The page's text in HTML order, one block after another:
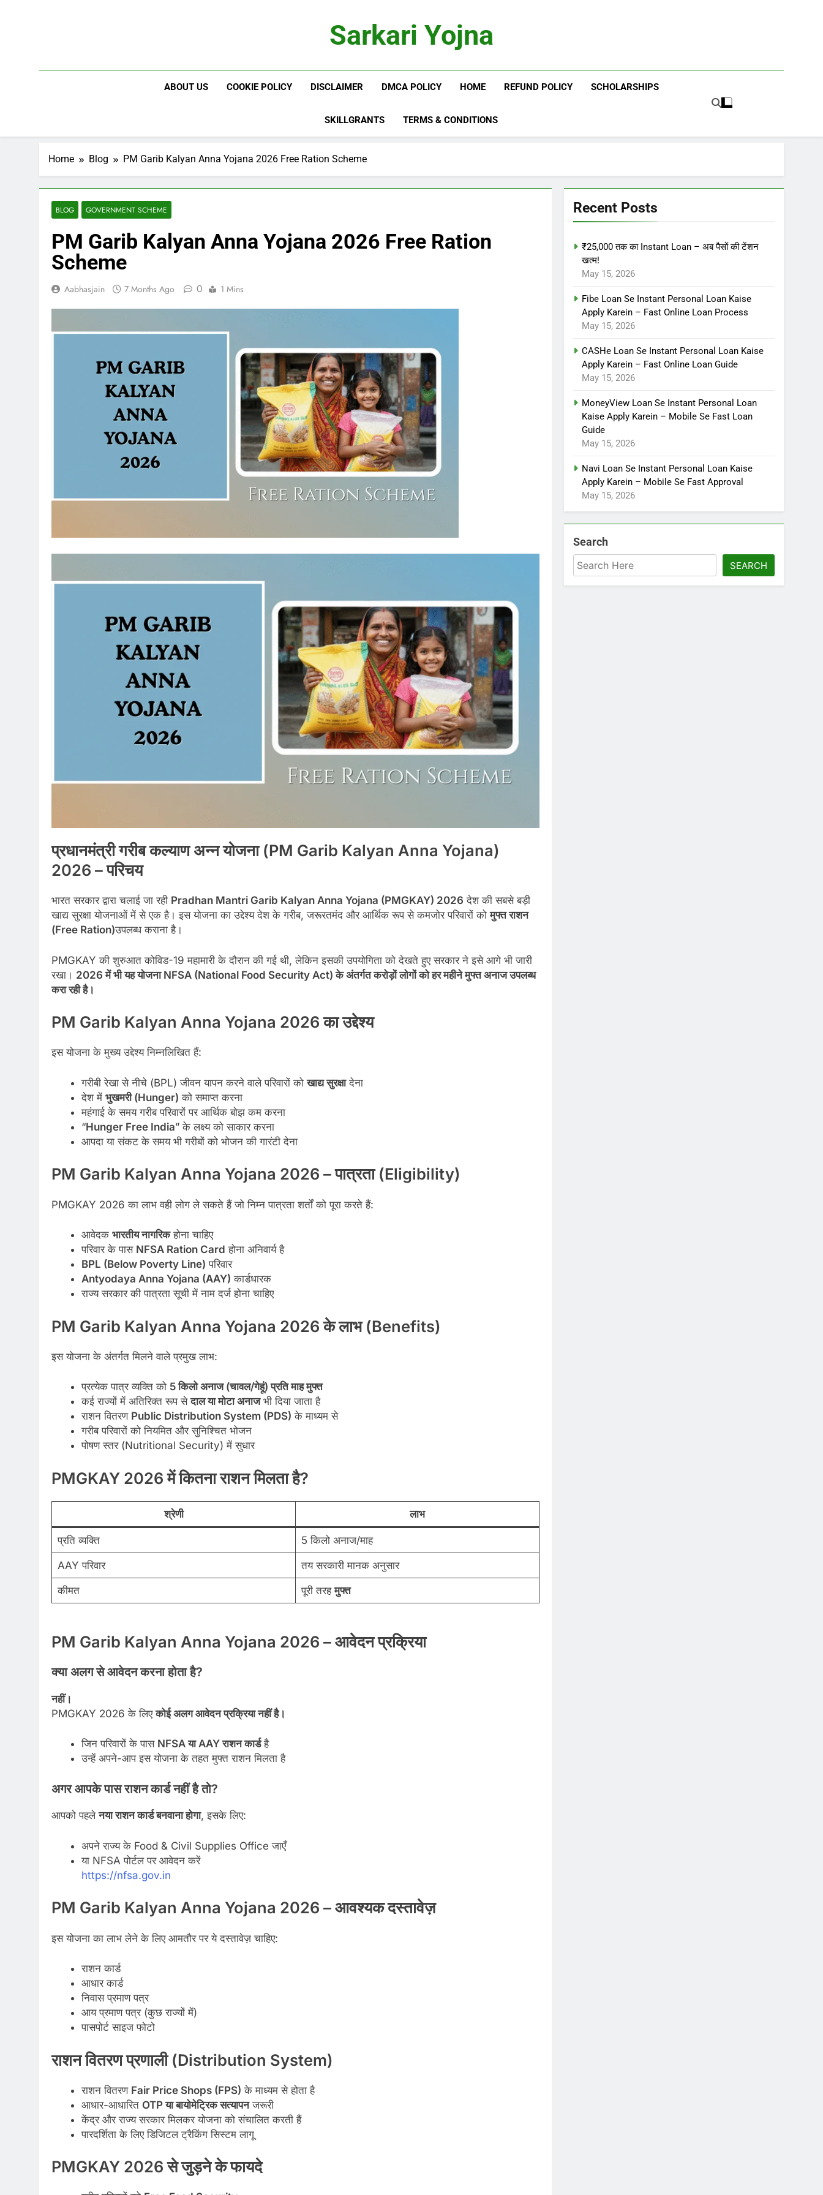
Sarkari Yojna
ABOUT US COOKIE POLICY DISCLAIMER DMCA POLICY HOME REFUND POLICY SCHOLARSHIPS
SKILLGRANTS TERMS & CONDITIONS
Home Blog PM Garib Kalyan Anna Yojana 2026 Free Ration Scheme
BLOG GOVERNMENT SCHEME
PM Garib Kalyan Anna Yojana 2026 Free Ration
Scheme
Aabhasjain 7 Months Ago 0 1 Mins
प्रधानमंत्री गरीब कल्याण अन्न योजना (PM Garib Kalyan Anna Yojana)
2026 – परिचय
भारत सरकार द्वारा चलाई जा रही Pradhan Mantri Garib Kalyan Anna Yojana (PMGKAY) 2026 देश की सबसे बड़ी
खाद्य सुरक्षा योजनाओं में से एक है। इस योजना का उद्देश्य देश के गरीब, जरूरतमंद और आर्थिक रूप से कमजोर परिवारों कोमुफ्त राशन
(Free Ration)उपलब्ध कराना है।
PMGKAY की शुरुआत कोविड-19 महामारी के दौरान की गई थी, लेकिन इसकी उपयोगिता को देखते हुए सरकार ने इसे आगे भी जारी
रखा। 2026 में भी यह योजना NFSA (National Food Security Act) के अंतर्गत करोड़ों लोगों को हर महीने मुफ्त अनाज उपलब्ध
करा रही है।
PM Garib Kalyan Anna Yojana 2026 का उद्देश्य
इस योजना के मुख्य उद्देश्य निम्नलिखित हैं:
गरीबी रेखा से नीचे (BPL) जीवन यापन करने वाले परिवारों कोखाद्य सुरक्षादेना
देश में भुखमरी (Hunger) को समाप्त करना
महंगाई के समय गरीब परिवारों पर आर्थिक बोझ कम करना
“Hunger Free India” के लक्ष्य को साकार करना
आपदा या संकट के समय भी गरीबों को भोजन की गारंटी देना
PM Garib Kalyan Anna Yojana 2026 – पात्रता (Eligibility)
PMGKAY 2026 का लाभ वही लोग ले सकते हैं जो निम्न पात्रता शर्तों को पूरा करते हैं:
आवेदक भारतीय नागरिकहोना चाहिए
परिवार के पास NFSA Ration Card होना अनिवार्य है
BPL (Below Poverty Line) परिवार
Antyodaya Anna Yojana (AAY) कार्डधारक
राज्य सरकार की पात्रता सूची में नाम दर्ज होना चाहिए
PM Garib Kalyan Anna Yojana 2026 के लाभ (Benefits)
इस योजना के अंतर्गत मिलने वाले प्रमुख लाभ:
प्रत्येक पात्र व्यक्ति को 5 किलो अनाज (चावल/गेहूं) प्रति माह मुफ्त
कई राज्यों में अतिरिक्त रूप सेदाल या मोटा अनाजभी दिया जाता है
राशन वितरण Public Distribution System (PDS) के माध्यम से
गरीब परिवारों को नियमित और सुनिश्चित भोजन
पोषण स्तर (Nutritional Security) में सुधार
PMGKAY 2026 में कितना राशन मिलता है?
श्रेणी लाभ
प्रति व्यक्ति 5 किलो अनाज/माह
AAY परिवार तय सरकारी मानक अनुसार
कीमत पूरी तरहमुफ्त
PM Garib Kalyan Anna Yojana 2026 – आवेदन प्रक्रिया
क्या अलग से आवेदन करना होता है?
नहीं।
PMGKAY 2026 के लिएकोई अलग आवेदन प्रक्रिया नहीं है।
जिन परिवारों के पास NFSA या AAY राशन कार्डहै
उन्हें अपने-आप इस योजना के तहत मुफ्त राशन मिलता है
अगर आपके पास राशन कार्ड नहीं है तो?
आपको पहलेनया राशन कार्ड बनवाना होगा, इसके लिए:
अपने राज्य के Food & Civil Supplies Office जाएँ
या NFSA पोर्टल पर आवेदन करें
https://nfsa.gov.in
PM Garib Kalyan Anna Yojana 2026 – आवश्यक दस्तावेज़
इस योजना का लाभ लेने के लिए आमतौर पर ये दस्तावेज़ चाहिए:
राशन कार्ड
आधार कार्ड
निवास प्रमाण पत्र
आय प्रमाण पत्र (कुछ राज्यों में)
पासपोर्ट साइज फोटो
राशन वितरण प्रणाली (Distribution System)
राशन वितरण Fair Price Shops (FPS) के माध्यम से होता है
आधार-आधारित OTP या बायोमेट्रिक सत्यापनजरूरी
केंद्र और राज्य सरकार मिलकर योजना को संचालित करती हैं
पारदर्शिता के लिए डिजिटल ट्रैकिंग सिस्टम लागू
PMGKAY 2026 से जुड़ने के फायदे
Recent Posts
₹25,000 तक का Instant Loan – अब पैसों की टेंशन
खत्म!
May 15, 2026
Fibe Loan Se Instant Personal Loan Kaise
Apply Karein – Fast Online Loan Process
May 15, 2026
CASHe Loan Se Instant Personal Loan Kaise
Apply Karein – Fast Online Loan Guide
May 15, 2026
MoneyView Loan Se Instant Personal Loan
Kaise Apply Karein – Mobile Se Fast Loan
Guide
May 15, 2026
Navi Loan Se Instant Personal Loan Kaise
Apply Karein – Mobile Se Fast Approval
May 15, 2026
Search
SEARCH